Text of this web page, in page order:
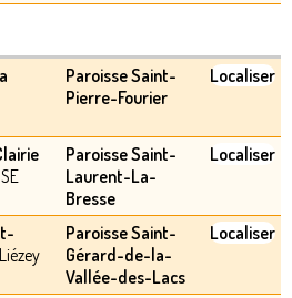
Paroisse Saint-
Pierre-Fourier
Localiser
Paroisse Saint-
Laurent-La-
Bresse
Localiser
Paroisse Saint-
Gérard-de-la-
Vallée-des-Lacs
Localiser